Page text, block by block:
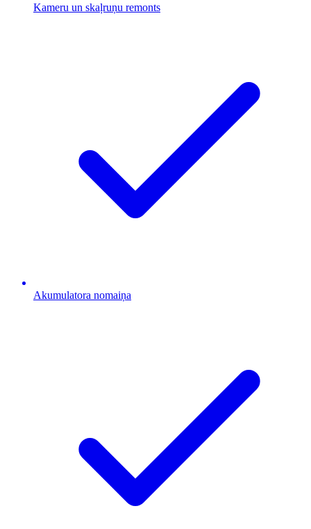
Kameru un skaļruņu remonts
Akumulatora nomaiņa